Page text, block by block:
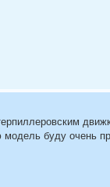
буду очень